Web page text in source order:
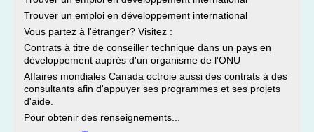
Trouver un emploi en développement international
Vous partez à l'étranger? Visitez :
Contrats à titre de conseiller technique dans un pays en
développement auprès d'un organisme de l'ONU
Affaires mondiales Canada octroie aussi des contrats à des
consultants afin d'appuyer ses programmes et ses projets
d'aide.
Pour obtenir des renseignements...